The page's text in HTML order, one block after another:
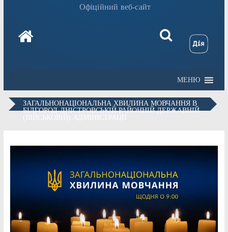
Офіційний веб-сайт
МЕНЮ
ЗАГАЛЬНОНАЦІОНАЛЬНА ХВИЛИНА МОВЧАННЯ В
БІЛГОРОД-ДНІСТРОВСЬКІЙ РАЙОННІЙ ДЕРЖАВНІЙ